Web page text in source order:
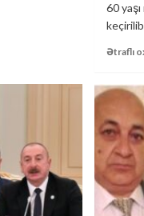
60 yaşı
Ətraflı